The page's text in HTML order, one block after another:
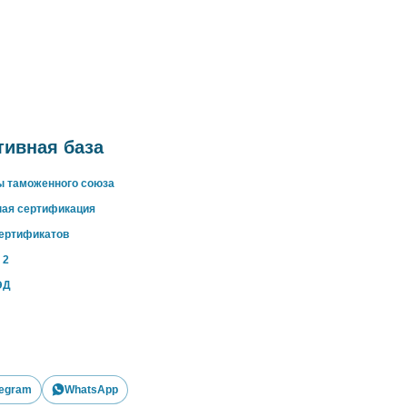
база
таможенного союза
сертификация
2
WhatsApp